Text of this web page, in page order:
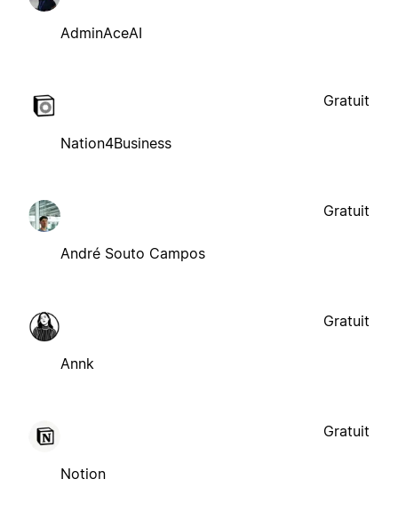
AdminAceAI
Nation4Business
Gratuit
André Souto Campos
Gratuit
Annk
Gratuit
Notion
Gratuit